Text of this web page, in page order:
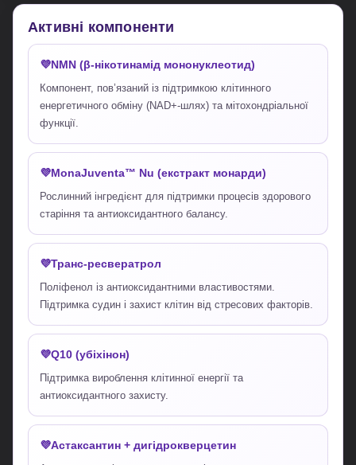
Активні компоненти
NMN (β-нікотинамід мононуклеотид)
Компонент, пов’язаний із підтримкою клітинного
енергетичного обміну (NAD+-шлях) та мітохондріальної
функції.
MonaJuventa™ Nu (екстракт монарди)
Рослинний інгредієнт для підтримки процесів здорового
старіння та антиоксидантного балансу.
Транс-ресвератрол
Поліфенол із антиоксидантними властивостями.
Підтримка судин і захист клітин від стресових факторів.
Q10 (убіхінон)
Підтримка вироблення клітинної енергії та
антиоксидантного захисту.
Астаксантин + дигідрокверцетин